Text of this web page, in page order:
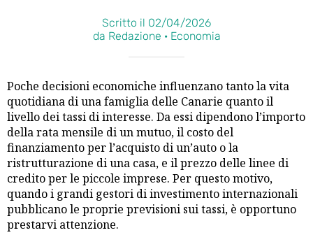
Scritto il 02/04/2026
da Redazione · Economia
Poche decisioni economiche influenzano tanto la vita
quotidiana di una famiglia delle Canarie quanto il
livello dei tassi di interesse. Da essi dipendono l’importo
della rata mensile di un mutuo, il costo del
finanziamento per l’acquisto di un’auto o la
ristrutturazione di una casa, e il prezzo delle linee di
credito per le piccole imprese. Per questo motivo,
quando i grandi gestori di investimento internazionali
pubblicano le proprie previsioni sui tassi, è opportuno
prestarvi attenzione.